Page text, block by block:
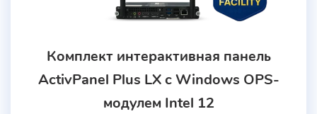
Комплект интерактивная панель
ActivPanel Plus LX с Windows OPS-
модулем Intel 12